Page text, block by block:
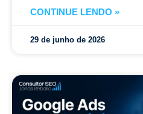
CONTINUE LENDO »
29 de junho de 2026